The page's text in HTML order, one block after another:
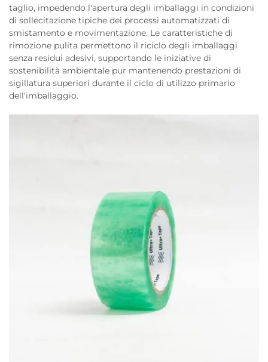
taglio, impedendo l'apertura degli imballaggi in condizioni
di sollecitazione tipiche dei processi automatizzati di
smistamento e movimentazione. Le caratteristiche di
rimozione pulita permettono il riciclo degli imballaggi
senza residui adesivi, supportando le iniziative di
sostenibilità ambientale pur mantenendo prestazioni di
sigillatura superiori durante il ciclo di utilizzo primario
dell'imballaggio.